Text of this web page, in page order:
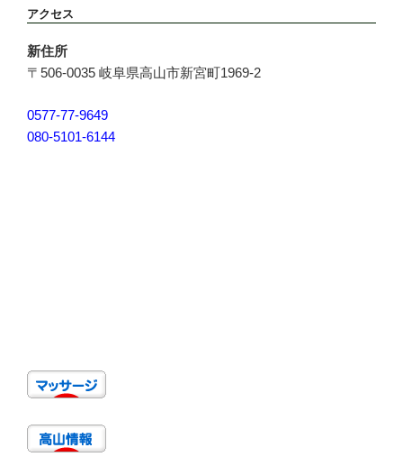
アクセス
新住所
〒506-0035 岐阜県高山市新宮町1969-2
0577-77-9649
080-5101-6144